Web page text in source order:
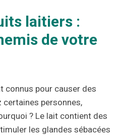
laitiers :
de votre
connus pour causer des
certaines personnes,
? Le lait contient des
les glandes sébacées